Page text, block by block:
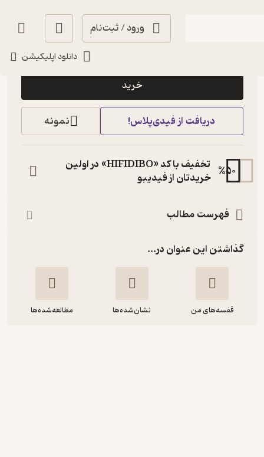
ورود / ثبت‌نام
دانلود اپلیکیشن
10,000تومان
خرید
دریافت از فیدی‌پلاس! نمونه
%50
تخفیف با کد «HIFIDIBO» در اولین
خریدتان از فیدیبو
فهرست مطالب
گذاشتن این عنوان در...
قفسه‌های من نشان‌شده‌ها مطالعه‌شده‌ها